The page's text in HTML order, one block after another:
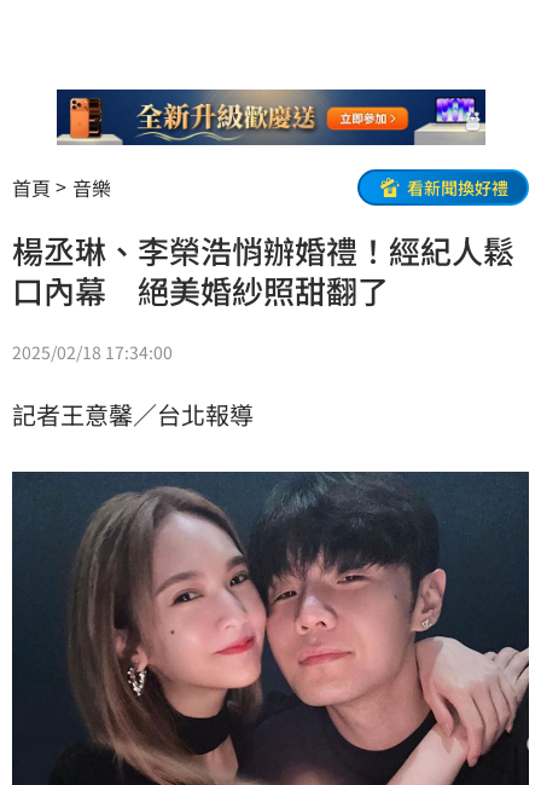
首頁 音樂 看新聞換好禮
楊丞琳、李榮浩悄辦婚禮！經紀人鬆
口內幕 絕美婚紗照甜翻了
2025/02/18 17:34:00
記者王意馨／台北報導